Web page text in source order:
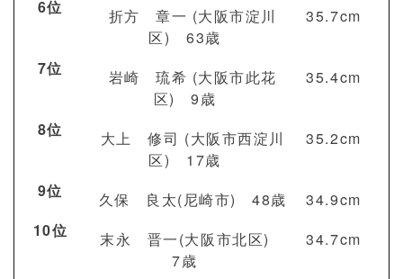
6位
折方 章一 (大阪市淀川
区) 63歳
35.7cm
7位
岩崎 琉希 (大阪市此花
区) 9歳
35.4cm
8位
大上 修司 (大阪市西淀川
区) 17歳
35.2cm
9位 久保 良太(尼崎市) 48歳
34.9cm
10位
末永 晋一(大阪市北区)
7歳
34.7cm